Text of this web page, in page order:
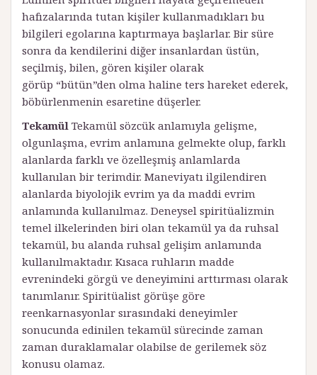
hafızalarında tutan kişiler kullanmadıkları bu
bilgileri egolarına kaptırmaya başlarlar. Bir süre
sonra da kendilerini diğer insanlardan üstün,
seçilmiş, bilen, gören kişiler olarak
görüp “bütün”den olma haline ters hareket ederek,
böbürlenmenin esaretine düşerler.
Tekamül Tekamül sözcük anlamıyla gelişme,
olgunlaşma, evrim anlamına gelmekte olup, farklı
alanlarda farklı ve özelleşmiş anlamlarda
kullanılan bir terimdir. Maneviyatı ilgilendiren
alanlarda biyolojik evrim ya da maddi evrim
anlamında kullanılmaz. Deneysel spiritüalizmin
temel ilkelerinden biri olan tekamül ya da ruhsal
tekamül, bu alanda ruhsal gelişim anlamında
kullanılmaktadır. Kısaca ruhların madde
evrenindeki görgü ve deneyimini arttırması olarak
tanımlanır. Spiritüalist görüşe göre
reenkarnasyonlar sırasındaki deneyimler
sonucunda edinilen tekamül sürecinde zaman
zaman duraklamalar olabilse de gerilemek söz
konusu olamaz.